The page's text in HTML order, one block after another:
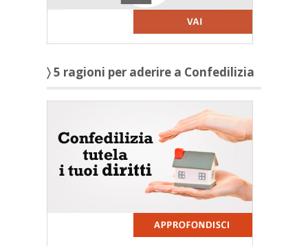
〉 5 ragioni per aderire a Confedilizia